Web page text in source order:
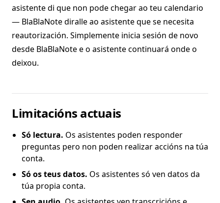
asistente di que non pode chegar ao teu calendario
— BlaBlaNote diralle ao asistente que se necesita
reautorización. Simplemente inicia sesión de novo
desde BlaBlaNote e o asistente continuará onde o
deixou.
Limitacións actuais
Só lectura. Os asistentes poden responder
preguntas pero non poden realizar accións na túa
conta.
Só os teus datos. Os asistentes só ven datos da
túa propia conta.